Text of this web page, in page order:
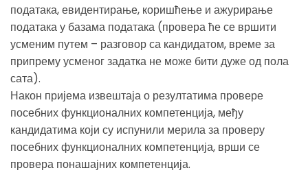
података, евидентирање, коришћење и ажурирање
података у базама података (провера ће се вршити
усменим путем – разговор са кандидатом, време за
припрему усменог задатка не може бити дуже од пола
сата).
Након пријема извештаја о резултатима провере
посебних функционалних компетенција, међу
кандидатима који су испунили мерила за проверу
посебних функционалних компетенција, врши се
провера понашајних компетенција.